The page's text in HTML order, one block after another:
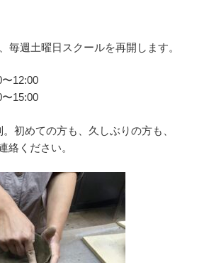
毎週土曜日スクールを再開します。
12:00
15:00
初めての方も、久しぶりの方も、
絡ください。